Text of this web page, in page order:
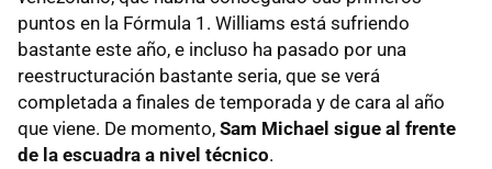
puntos en la Fórmula 1. Williams está sufriendo
bastante este año, e incluso ha pasado por una
reestructuración bastante seria, que se verá
completada a finales de temporada y de cara al año
que viene. De momento, Sam Michael sigue al frente
de la escuadra a nivel técnico.